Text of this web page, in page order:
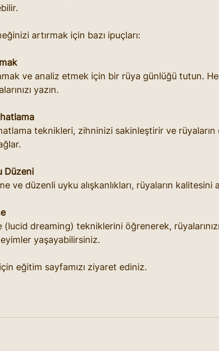
artırmak için bazı ipuçları:
ve analiz etmek için bir rüya günlüğü tutun.
yazın.
teknikleri, zihninizi sakinleştirir ve rüyaların
Düzeni
ve düzenli uyku alışkanlıkları, rüyaların kalitesini
(lucid dreaming) tekniklerini öğrenerek,
yaşayabilirsiniz.
eğitim sayfamızı ziyaret ediniz.